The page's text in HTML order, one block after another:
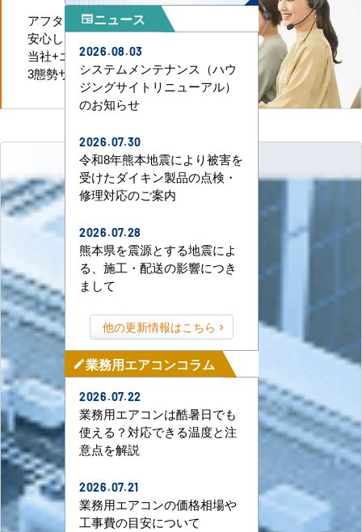
アフターケアも迅速に対応、
安心してお任せいただけます。
当社+エアコンメーカー+直工店の
3態勢サポートなのでお任せください
newspaperニュース
2026.08.03
システムメンテナンス（ハウ
ジングサイトリニューアル）
のお知らせ
2026.07.30
令和8年熊本地震により被害を
受けたダイキン製品の点検・
修理対応のご案内
2026.07.28
熊本県を震源とする地震によ
る、施工・配送の影響につき
まして
他の更新情報はこちら
mode_edit業務用エアコンコラム
2026.07.22
業務用エアコンは酷暑日でも
使える？対応できる温度と注
意点を解説
2026.07.21
業務用エアコンの価格相場や
工事費の目安について